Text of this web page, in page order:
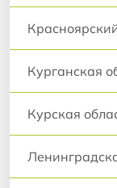
Курганская
Курская